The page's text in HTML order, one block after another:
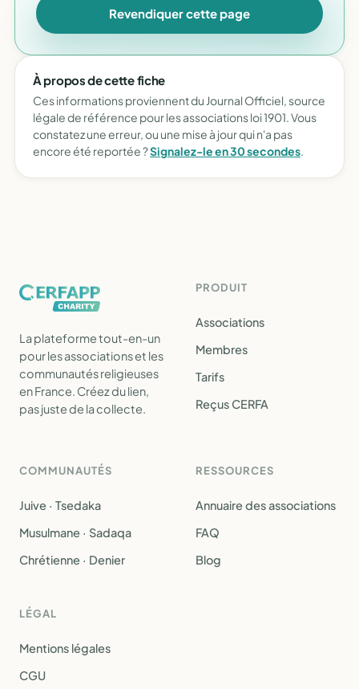
Revendiquer cette page
À propos de cette fiche
Ces informations proviennent du Journal Officiel, source
légale de référence pour les associations loi 1901. Vous
constatez une erreur, ou une mise à jour qui n'a pas
encore été reportée ?Signalez-le en 30 secondes.
La plateforme tout-en-un
pour les associations et les
communautés religieuses
en France. Créez du lien,
pas juste de la collecte.
PRODUIT
Associations
Membres
Tarifs
Reçus CERFA
COMMUNAUTÉS
Juive · Tsedaka
Musulmane · Sadaqa
Chrétienne · Denier
RESSOURCES
Annuaire des associations
FAQ
Blog
LÉGAL
Mentions légales
CGU